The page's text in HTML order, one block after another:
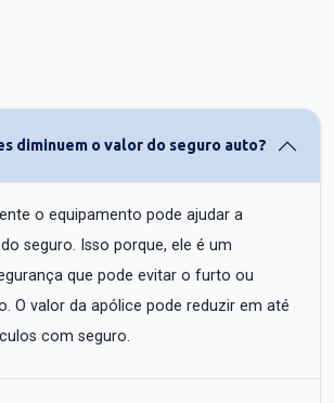
diminuem o valor do seguro auto?
o equipamento pode ajudar a
seguro. Isso porque, ele é um
que pode evitar o furto ou
O valor da apólice pode reduzir em até
com seguro.